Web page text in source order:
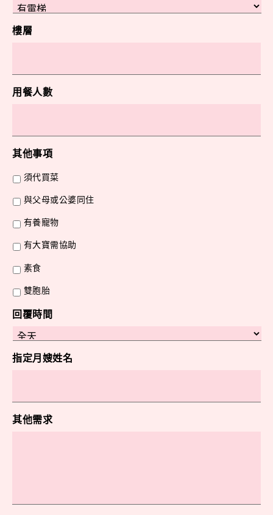
樓層
用餐人數
其他事項
須代買菜
與父母或公婆同住
有養寵物
有大寶需協助
素食
雙胞胎
回覆時間
指定月嫂姓名
其他需求